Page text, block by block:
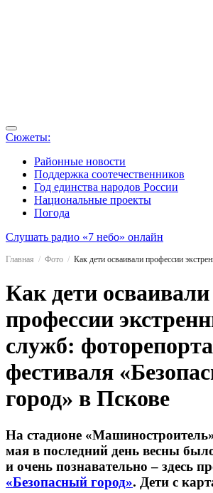
Сюжеты:
Районные новости
Поддержка соотечественников
Год единства народов России
Национальные проекты
Погода
Слушать радио «7 небо» онлайн
Главная Фото
Как дети осваивали
профессии
служб:
фестиваля
город» в Пскове
На стадионе
мая в последний день весны
и очень познавательно – здесь
«Безопасный город». Дети с